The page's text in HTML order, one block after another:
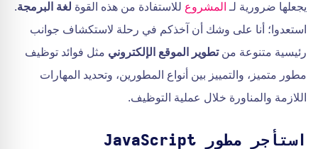
يجعلها ضرورية لـ المشروع للاستفادة من هذه القوة لغة البرمجة.
استعدوا؛ أنا على وشك أن آخذكم في رحلة لاستكشاف جوانب
رئيسية متنوعة منتطوير الموقع الإلكتروني مثل فوائد توظيف
مطور متميز، والتمييز بين أنواع المطورين، وتحديد المهارات
اللازمة والمناورة خلال عملية التوظيف.
استأجر مطور JavaScript